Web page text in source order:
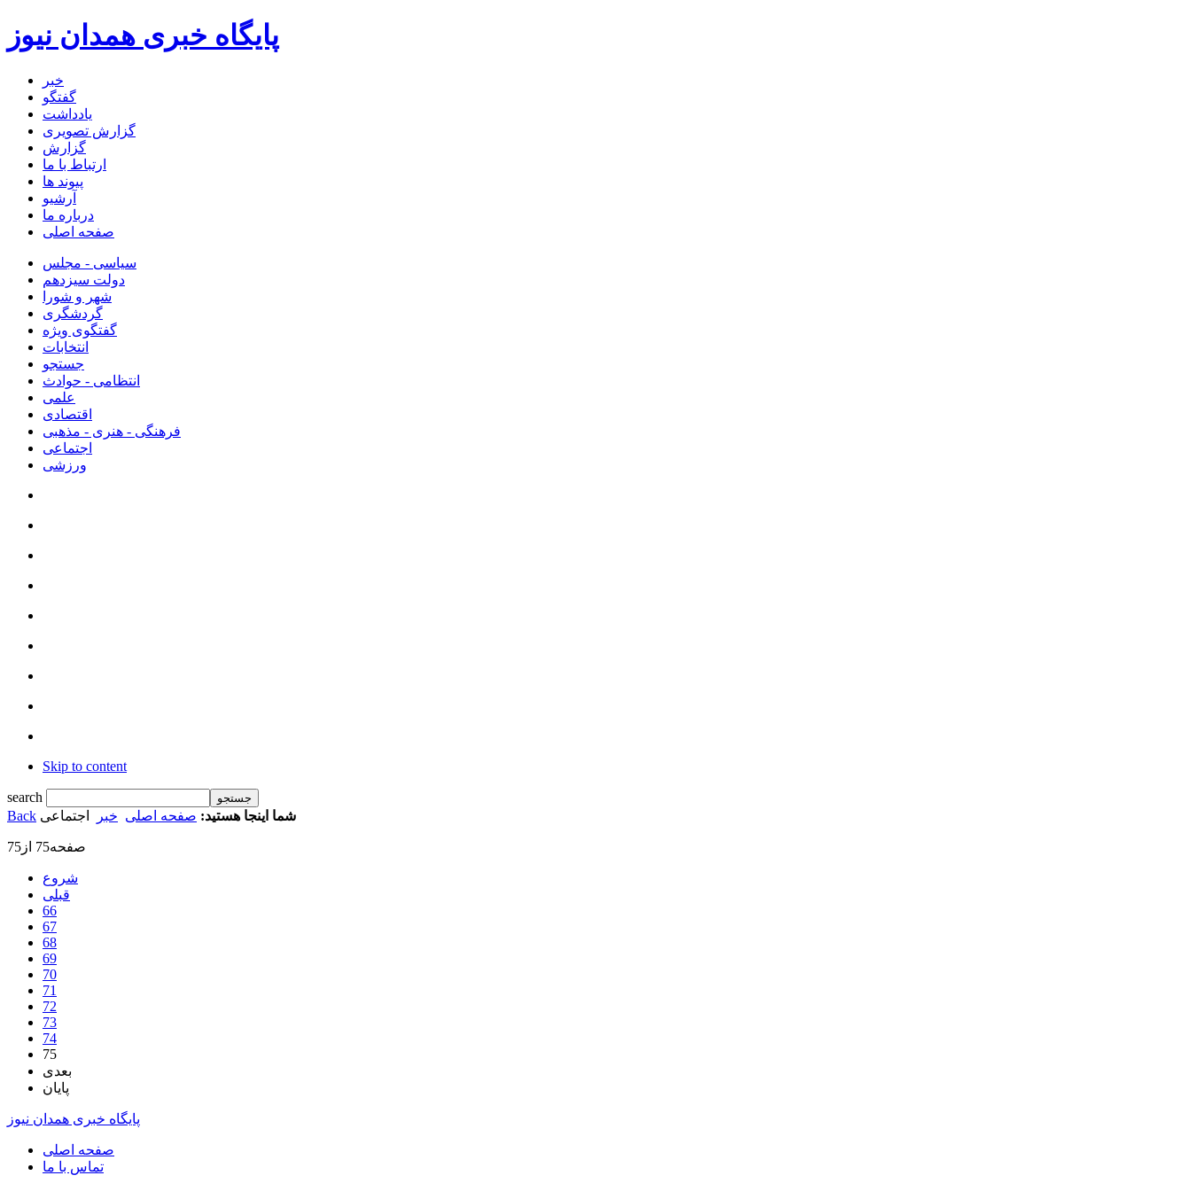
پایگاه خبری همدان نیوز
خبر
گفتگو
یادداشت
گزارش تصویری
گزارش
ارتباط با ما
پیوند ها
آرشیو
درباره ما
صفحه اصلی
سیاسی - مجلس
دولت سیزدهم
شهر و شورا
گردشگری
گفتگوی ویژه
انتخابات
جستجو
انتظامی - حوادث
علمی
اقتصادی
فرهنگی - هنری - مذهبی
اجتماعی
ورزشی
Skip to content
search
Back
شما اینجا هستید: صفحه اصلی خبر اجتماعی
صفحه75 از75
شروع
قبلی
66
67
68
69
70
71
72
73
74
75
بعدی
پایان
پایگاه خبری همدان نیوز
صفحه اصلی
تماس با ما